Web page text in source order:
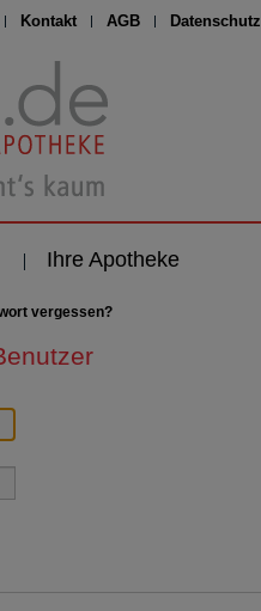
Kontakt AGB Datenschutz
Ihre Apotheke
vergessen?